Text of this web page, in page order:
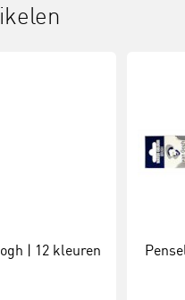
| 12 kleuren